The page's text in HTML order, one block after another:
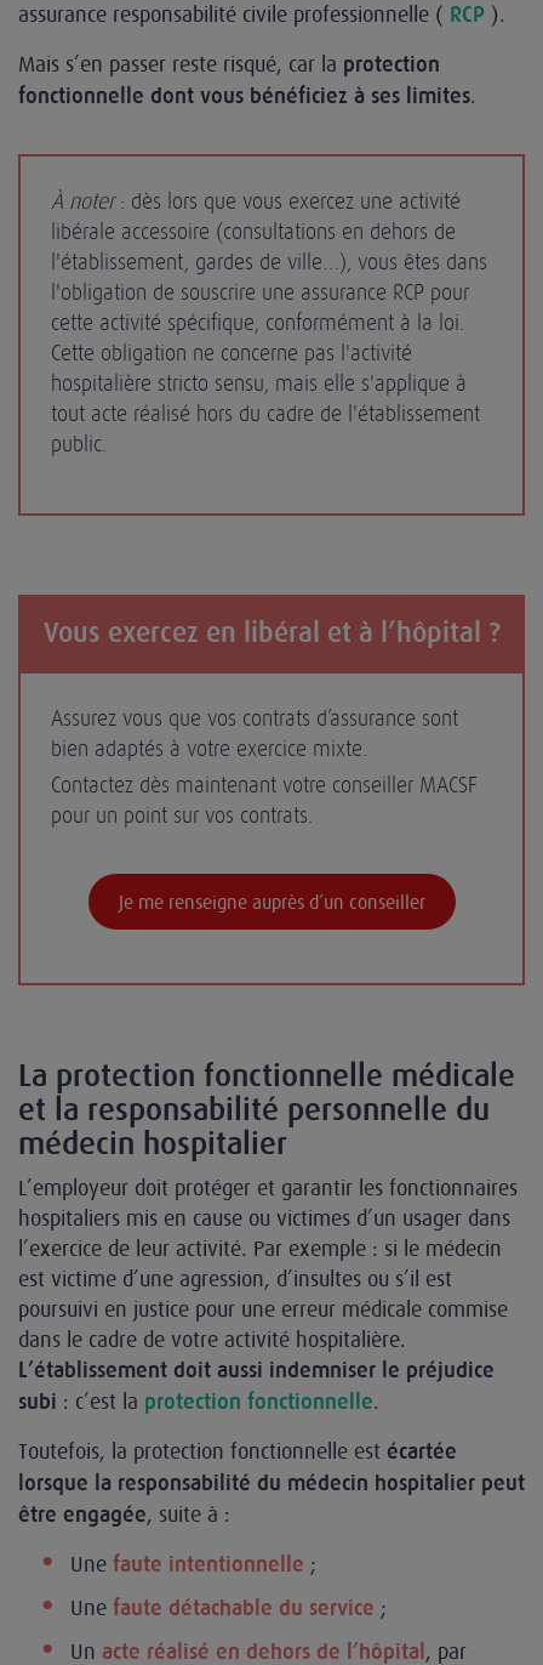
assurance responsabilité civile professionnelle ( RCP ).
Mais s’en passer reste risqué, car la protection
fonctionnelle dont vous bénéficiez à ses limites.
À noter: dès lors que vous exercez une activité
libérale accessoire (consultations en dehors de
l'établissement, gardes de ville…), vous êtes dans
l'obligation de souscrire une assurance RCP pour
cette activité spécifique, conformément à la loi.
Cette obligation ne concerne pas l'activité
hospitalière stricto sensu, mais elle s'applique à
tout acte réalisé hors du cadre de l'établissement
public.
Vous exercez en libéral et à l’hôpital ?
Assurez vous que vos contrats d’assurance sont
bien adaptés à votre exercice mixte.
Contactez dès maintenant votre conseiller MACSF
pour un point sur vos contrats.
Je me renseigne auprès d’un conseiller
La protection fonctionnelle médicale
et la responsabilité personnelle du
médecin hospitalier
L’employeur doit protéger et garantir les fonctionnaires
hospitaliers mis en cause ou victimes d’un usager dans
l’exercice de leur activité. Par exemple : si le médecin
est victime d’une agression, d’insultes ou s’il est
poursuivi en justice pour une erreur médicale commise
dans le cadre de votre activité hospitalière.
L’établissement doit aussi indemniser le préjudice
subi : c’est la protection fonctionnelle.
Toutefois, la protection fonctionnelle est écartée
lorsque la responsabilité du médecin hospitalier peut
être engagée, suite à :
Une faute intentionnelle ;
Une faute détachable du service ;
Un acte réalisé en dehors de l’hôpital , par